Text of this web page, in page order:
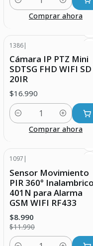
Cantidad
Comprar ahora
1386|
Cámara IP PTZ Mini
SDTSG FHD WIFI SD
20IR
$16.990
Cantidad
Comprar ahora
1097 |
Sensor Movimiento
PIR 360° Inalambrico
401N para Alarma
GSM WIFI RF433
$8.990
$11.990